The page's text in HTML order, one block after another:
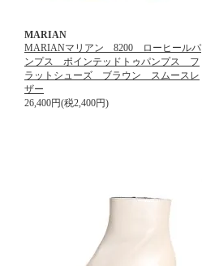
MARIAN
MARIANマリアン 8200 ローヒールパ
ンプス ポインテッドトゥパンプス フ
ラットシューズ ブラウン スムースレ
ザー
26,400円(税2,400円)